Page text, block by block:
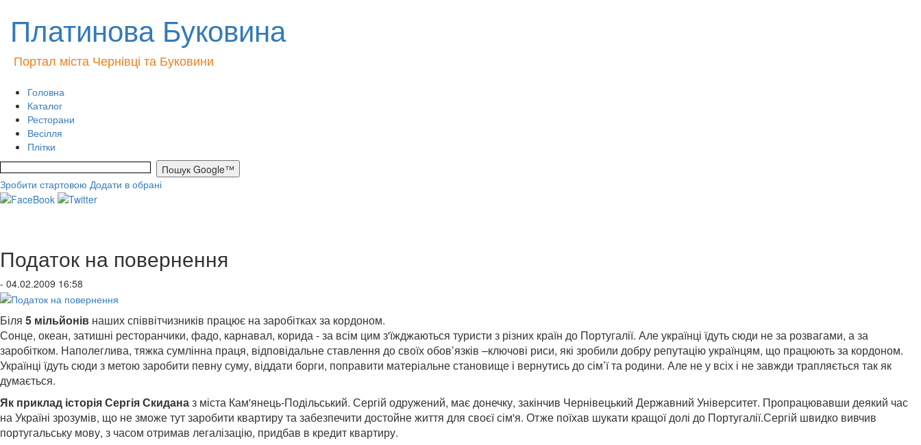
Платинова Буковина
Портал міста Чернівці та Буковини
Головна
Каталог
Ресторани
Весілля
Плітки
Зробити стартовою Додати в обрані
Податок на повернення
- 04.02.2009 16:58
Біля 5 мільйонів наших співвітчизників працює на заробітках за кордоном.
Сонце, океан, затишні ресторанчики, фадо, карнавал, корида - за всім цим з'їжджаються туристи з різних країн до Португалії. Але українці їдуть сюди не за розвагами, а за
заробітком. Наполеглива, тяжка сумлінна праця, відповідальне ставлення до своїх обов’язків –ключові риси, які зробили добру репутацію українцям, що працюють за кордоном.
Українці їдуть сюди з метою заробити певну суму, віддати борги, поправити матеріальне становище і вернутись до сім’ї та родини. Але не у всіх і не завжди трапляється так як
думається.
Як приклад історія Сергія Скиданаз міста Кам'янець-Подільський. Сергій одружений, має донечку, закінчив Чернівецький Державний Університет. Пропрацювавши деякий час
на Україні зрозумів, що не зможе тут заробити квартиру та забезпечити достойне життя для своєї сім'я. Отже поїхав шукати кращої долі до Португалії.Сергій швидко вивчив
португальську мову, з часом отримав легалізацію, придбав в кредит квартиру.